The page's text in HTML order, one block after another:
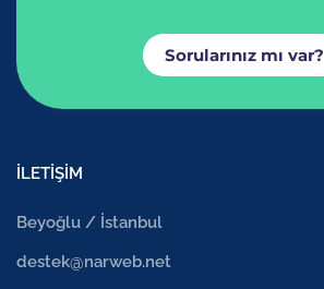
Sorularınız mı var?
İLETİŞİM
Beyoğlu / İstanbul
destek@narweb.net